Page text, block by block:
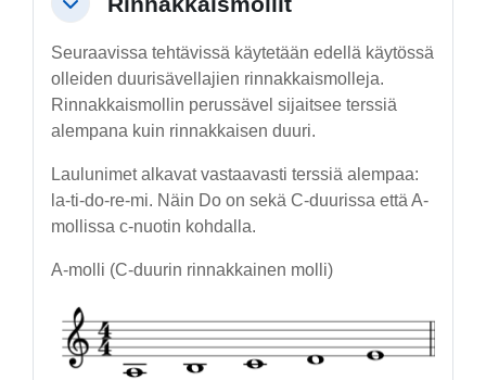
Tiivistä
Seuraavissa tehtävissä käytetään edellä käytössä
olleiden duurisävellajien rinnakkaismolleja.
Rinnakkaismollin perussävel sijaitsee terssiä
alempana kuin rinnakkaisen duuri.
Laulunimet alkavat vastaavasti terssiä alempaa:
la-ti-do-re-mi. Näin Do on sekä C-duurissa että A-
mollissa c-nuotin kohdalla.
A-molli (C-duurin rinnakkainen molli)